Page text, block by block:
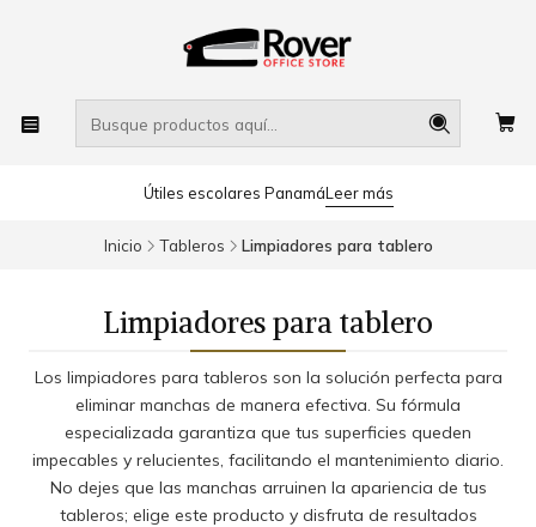
Útiles escolares PanamáLeer más
Inicio Tableros Limpiadores para tablero
Limpiadores para tablero
Los limpiadores para tableros son la solución perfecta para
eliminar manchas de manera efectiva. Su fórmula
especializada garantiza que tus superficies queden
impecables y relucientes, facilitando el mantenimiento diario.
No dejes que las manchas arruinen la apariencia de tus
tableros; elige este producto y disfruta de resultados